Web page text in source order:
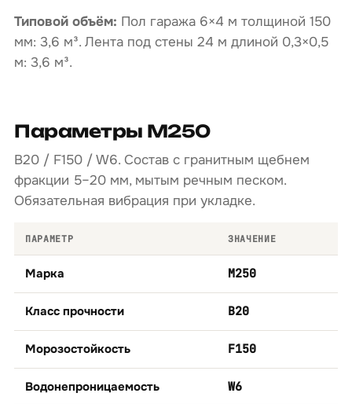
Типовой объём: Пол гаража 6×4 м толщиной 150
мм: 3,6 м³. Лента под стены 24 м длиной 0,3×0,5
м: 3,6 м³.
Параметры М250
B20 / F150 / W6. Состав с гранитным щебнем
фракции 5–20 мм, мытым речным песком.
Обязательная вибрация при укладке.
ПАРАМЕТР ЗНАЧЕНИЕ
Марка М250
Класс прочности B20
Морозостойкость F150
Водонепроницаемость W6